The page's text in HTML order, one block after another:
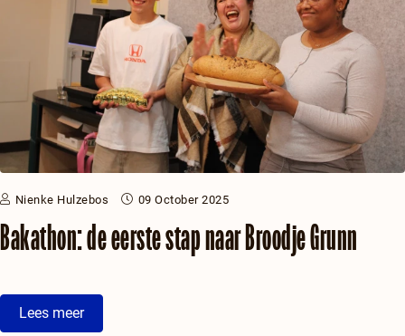
Nienke Hulzebos 09 October 2025
Bakathon: de eerste stap naar Broodje Grunn
Lees meer